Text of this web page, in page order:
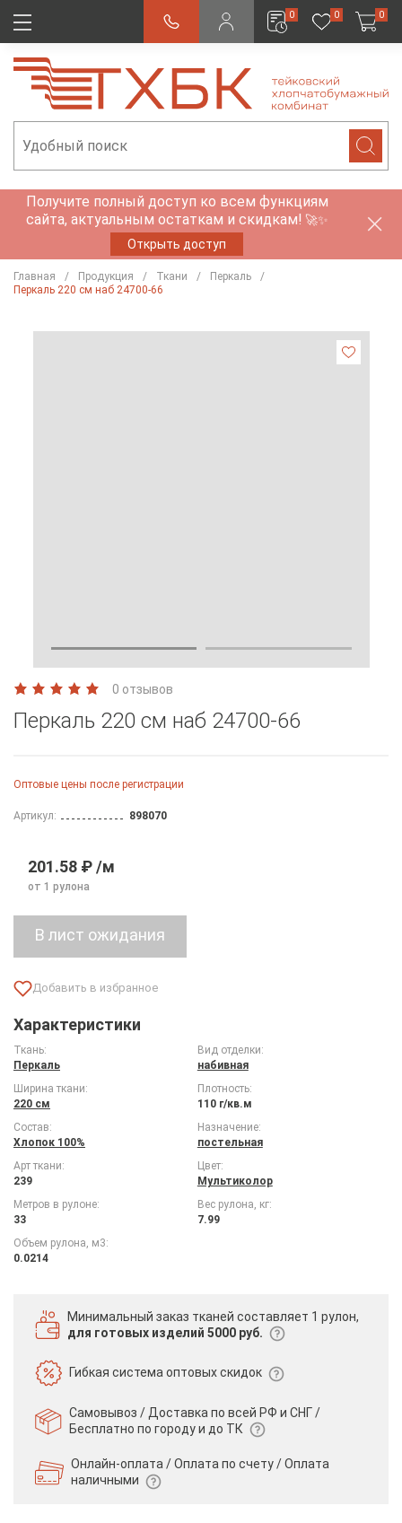
0 0 0
Получите полный доступ ко всем функциям
сайта, актуальным остаткам и скидкам! 🚀✨
Открыть доступ
Главная Продукция Ткани
Перкаль
Перкаль 220 см наб 24700-66
0 отзывов
Перкаль 220 см наб 24700-66
Оптовые цены после регистрации
Артикул: 898070
201.58 ₽ /м
от 1 рулона
Характеристики
Ткань:
Перкаль
Вид отделки:
набивная
Ширина ткани:
220 см
Плотность:
110 г/кв.м
Состав:
Хлопок 100%
Назначение:
постельная
Арт ткани:
239
Цвет:
Мультиколор
Метров в рулоне:
33
Вес рулона, кг:
7.99
Объем рулона, м3:
0.0214
Минимальный заказ тканей составляет 1 рулон,
для готовых изделий 5000 руб.
Гибкая системаоптовых скидок
Самовывоз / Доставка по всей РФ и СНГ /
Бесплатно по городу и до ТК
Онлайн-оплата / Оплата по счету /Оплата
наличными